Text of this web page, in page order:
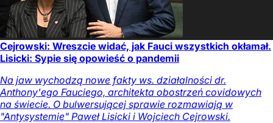
Cejrowski: Wreszcie widać, jak Fauci wszystkich okłamał.
Lisicki: Sypie się opowieść o pandemii
Na jaw wychodzą nowe fakty ws. działalności dr.
Anthony'ego Fauciego, architekta obostrzeń covidowych
na świecie. O bulwersującej sprawie rozmawiają w
"Antysystemie" Paweł Lisicki i Wojciech Cejrowski.